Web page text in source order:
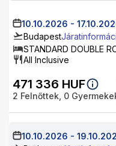
10.10.2026 -
Budapest
STANDARD DOUBLE
All Inclusive
471 336 HUF
2 Felnőttek, 0
10.10.2026 -